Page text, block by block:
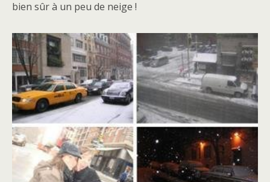
bien sûr à un peu de neige !